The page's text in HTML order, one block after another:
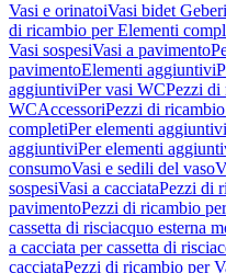
Vasi e orinatoiVasi bidet
di ricambio per Elementi
Vasi sospesiVasi a pavimento
pavimentoElementi aggiuntivi
aggiuntiviPer vasi WCPezzi di
WCAccessoriPezzi di
completiPer elementi aggiuntivi
aggiuntiviPer elementi
consumoVasi e sedili del vaso
sospesiVasi a cacciataPezzi di
pavimentoPezzi di ricambio
cassetta di risciacquo esterna
a cacciata per cassetta di
cacciataPezzi di ricambio per